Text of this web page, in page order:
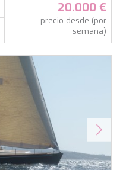
20.000 €
precio desde (por
semana)